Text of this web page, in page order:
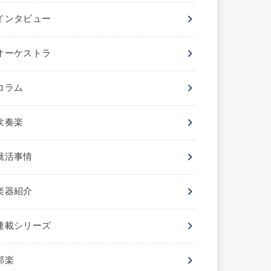
ンタビュー
ーケストラ
ラム
奏楽
活事情
器紹介
載シリーズ
楽